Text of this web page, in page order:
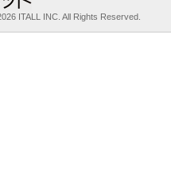
ITALL INC. All Rights Reserved.